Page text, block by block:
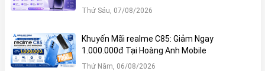
Thứ Sáu, 07/08/2026
Khuyến Mãi realme C85: Giảm Ngay
1.000.000đ Tại Hoàng Anh Mobile
Thứ Năm, 06/08/2026